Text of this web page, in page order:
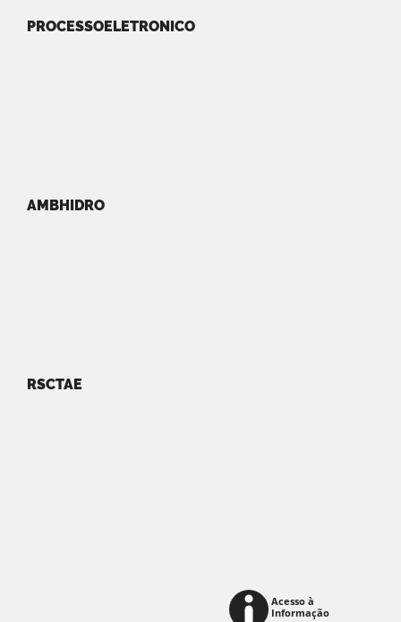
PROCESSOELETRONICO
AMBHIDRO
RSCTAE